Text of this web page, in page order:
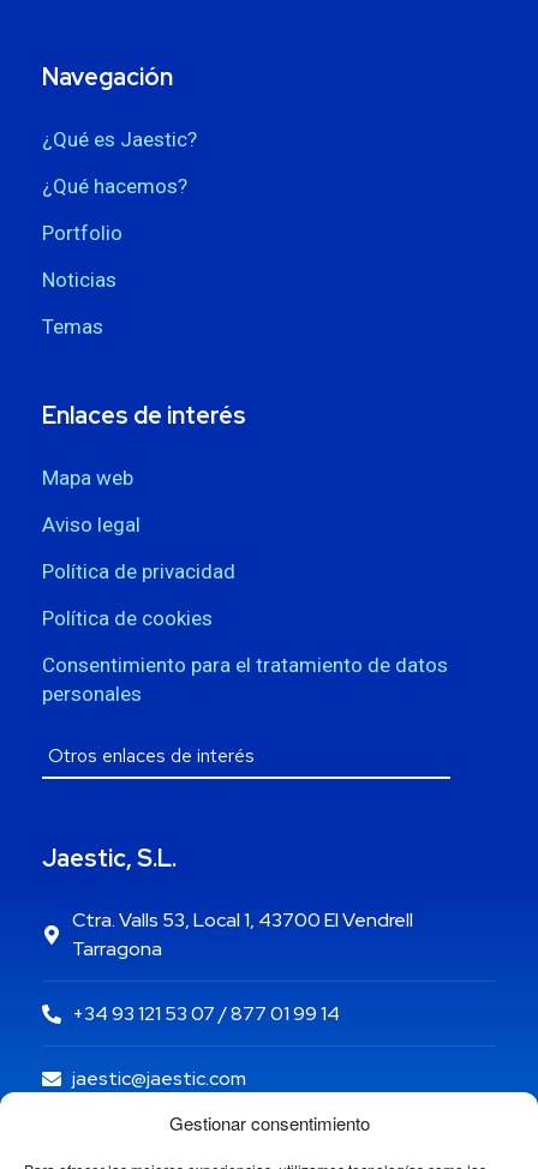
Gestionar consentimiento
Navegación
¿Qué es Jaestic?
¿Qué hacemos?
Portfolio
Noticias
Temas
Enlaces de interés
Mapa web
Aviso legal
Política de privacidad
Política de cookies
Consentimiento para el tratamiento de datos
personales
Jaestic, S.L.
Ctra. Valls 53, Local 1, 43700 El Vendrell
Tarragona
+34 93 121 53 07 / 877 01 99 14
jaestic@jaestic.com